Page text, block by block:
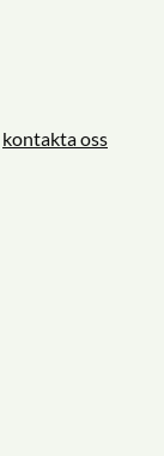
kontakta oss